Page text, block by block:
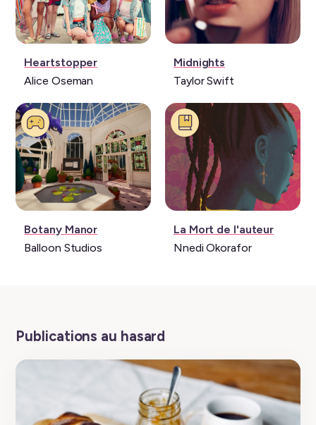
Série:
Heartstopper
Alice Oseman
Musique:
Midnights
Taylor Swift
Jeu
vidéo:
Botany Manor
Balloon Studios
Livre:
La Mort de l'auteur
Nnedi Okorafor
Publications au hasard